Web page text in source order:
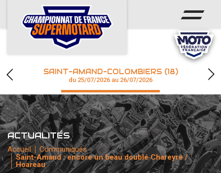
ACCUEIL
ACTUS
CALENDRIER
CHAMPIONNAT
RÉSULTATS
PHOTOS / WEB TV
accéder à la billetterie
SAINT-AMAND-COLOMBIERS (18)
du 25/07/2026 au 26/07/2026
ACTUALITÉS
Accueil
Communiqués
Saint-Amand : encore un beau doublé Chareyre /
Hoareau